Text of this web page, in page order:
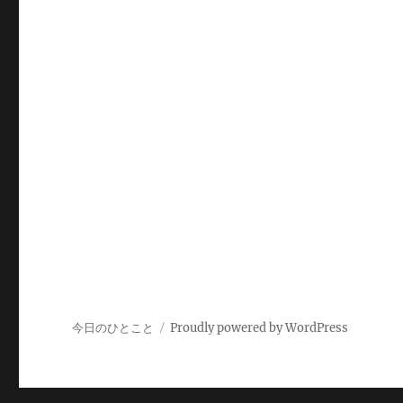
今日のひとこと Proudly powered by WordPress